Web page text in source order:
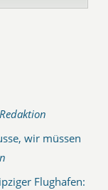
Redaktion
wir müssen
Flughafen: